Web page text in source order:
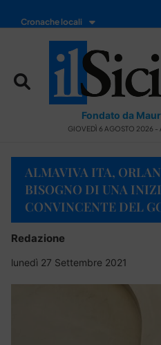
Cronache locali
Fondato da
GIOVEDÌ 6 AGOSTO 2026 -
ALMAVIVA ITA,
BISOGNO DI UNA
CONVINCENTE DEL
Redazione
lunedì 27 Settembre 2021